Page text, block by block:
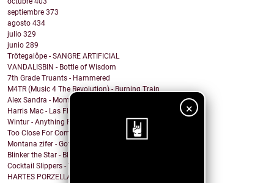
×
septiembre 373
agosto 434
julio 329
junio 289
Trötegalôpe - SANGRE ARTIFICIAL
VANDALISBIN - Bottle of Wisdom
7th Grade Truants - Hammered
M4TR (Music 4 The Revolution) - Burning Train
Alex Sandra - Mommy Issues
Harris Mac - Las Flores
Wintur - Anything For You
Too Close For Comfort - ROSE GOLD LIGHTS
Montana zifer - Got A Mama
Blinker the Star - Black Spring
Cocktail Slippers - Talking About Love
HARTES PORZELLAN - RICH